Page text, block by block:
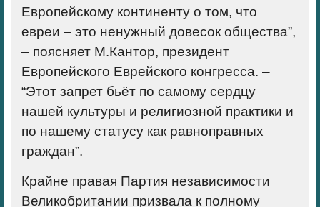
Европейскому континенту о том, что
евреи – это ненужный довесок общества”,
– поясняет М.Кантор, президент
Европейского Еврейского конгресса. –
“Этот запрет бьёт по самому сердцу
нашей культуры и религиозной практики и
по нашему статусу как равноправных
граждан”.
Крайне правая Партия независимости
Великобритании призвала к полному